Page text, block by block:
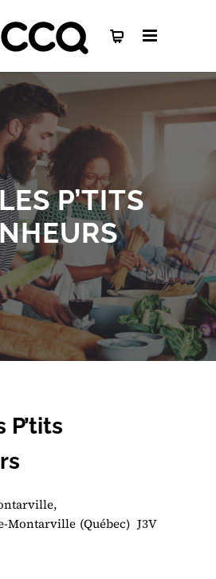
P’TITS
P’tits
Montarville (Québec) J3V